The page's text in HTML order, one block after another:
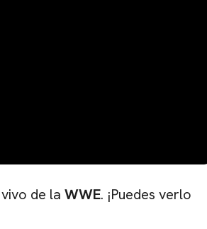
de la WWE. ¡Puedes verlo